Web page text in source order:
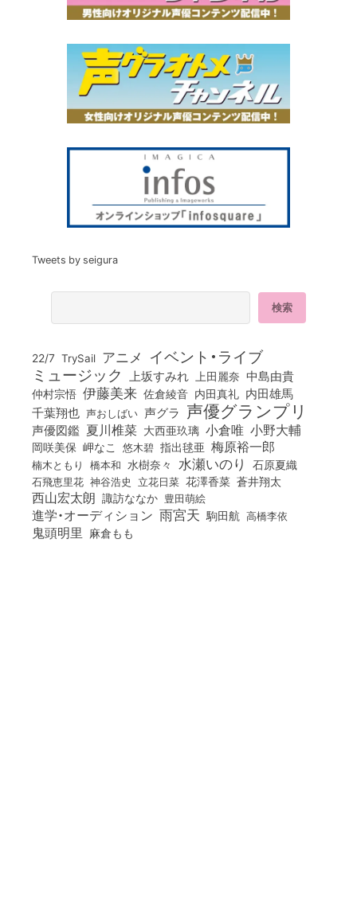
Tweets by seigura
22/7 TrySail アニメ イベント・ライブ
ミュージック 上坂すみれ 上田麗奈 中島由貴
仲村宗悟 伊藤美来 佐倉綾音 内田真礼 内田雄馬
千葉翔也 声おしばい 声グラ 声優グランプリ
声優図鑑 夏川椎菜 大西亜玖璃 小倉唯 小野大輔
岡咲美保 岬なこ 悠木碧 指出毬亜 梅原裕一郎
楠木ともり 橋本和 水樹奈々 水瀬いのり 石原夏織
石飛恵里花 神谷浩史 立花日菜 花澤香菜 蒼井翔太
西山宏太朗 諏訪ななか 豊田萌絵
進学・オーディション 雨宮天 駒田航 高橋李依
鬼頭明里 麻倉もも